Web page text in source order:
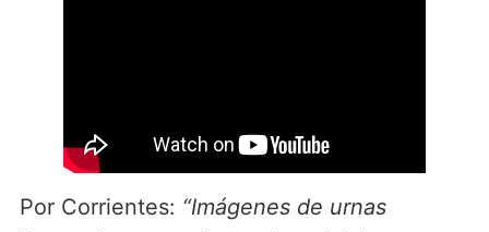
Por Corrientes: “Imágenes de urnas